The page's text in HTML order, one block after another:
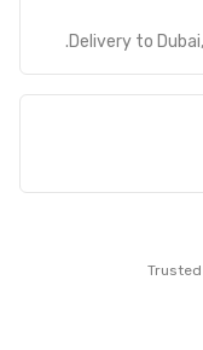
Delivery to